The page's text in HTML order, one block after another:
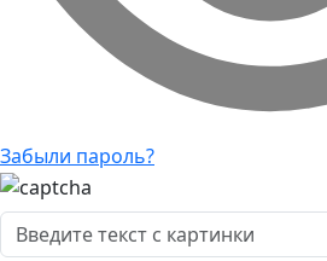
Забыли пароль?